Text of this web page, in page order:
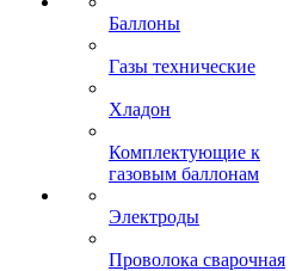
Баллоны
Газы технические
Хладон
Комплектующие к
газовым баллонам
Электроды
Проволока сварочная